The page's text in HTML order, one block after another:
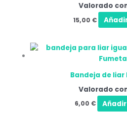
Valorado
15,00 €
Bandeja de liar
Valorado
6,00 €